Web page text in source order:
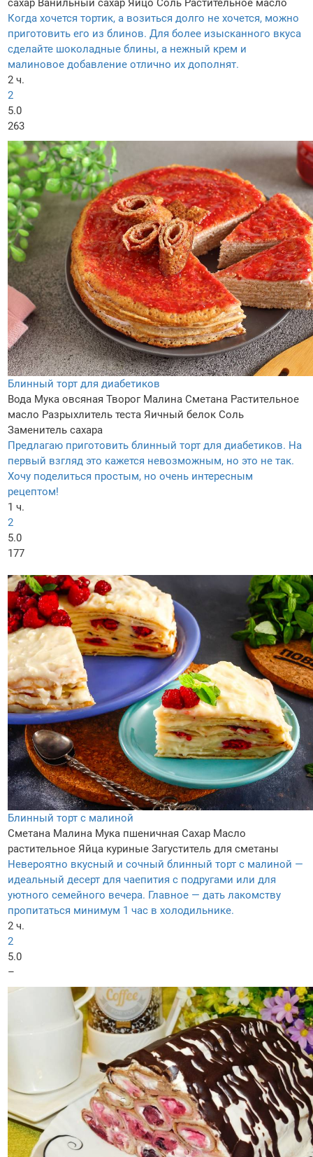
сахар Ванильный сахар Яйцо Соль Растительное масло
Когда хочется тортик, а возиться долго не хочется, можно
приготовить его из блинов. Для более изысканного вкуса
сделайте шоколадные блины, а нежный крем и
малиновое добавление отлично их дополнят.
2 ч.
2
5.0
263
Блинный торт для диабетиков
Вода Мука овсяная Творог Малина Сметана Растительное
масло Разрыхлитель теста Яичный белок Соль
Заменитель сахара
Предлагаю приготовить блинный торт для диабетиков. На
первый взгляд это кажется невозможным, но это не так.
Хочу поделиться простым, но очень интересным
рецептом!
1 ч.
2
5.0
177
Блинный торт с малиной
Сметана Малина Мука пшеничная Сахар Масло
растительное Яйца куриные Загуститель для сметаны
Невероятно вкусный и сочный блинный торт с малиной —
идеальный десерт для чаепития с подругами или для
уютного семейного вечера. Главное — дать лакомству
пропитаться минимум 1 час в холодильнике.
2 ч.
2
5.0
–